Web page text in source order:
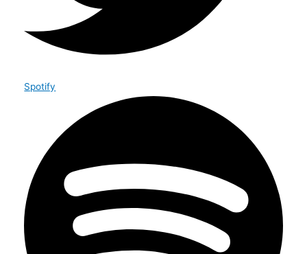
Spotify